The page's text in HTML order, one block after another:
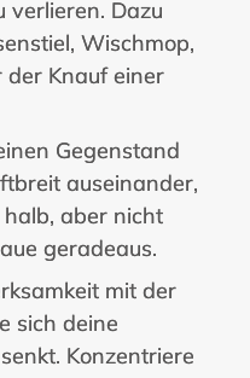
verlieren. Dazu
Wischmop,
Knauf einer
Gegenstand
auseinander,
aber nicht
geradeaus.
mit der
sich deine
Konzentriere